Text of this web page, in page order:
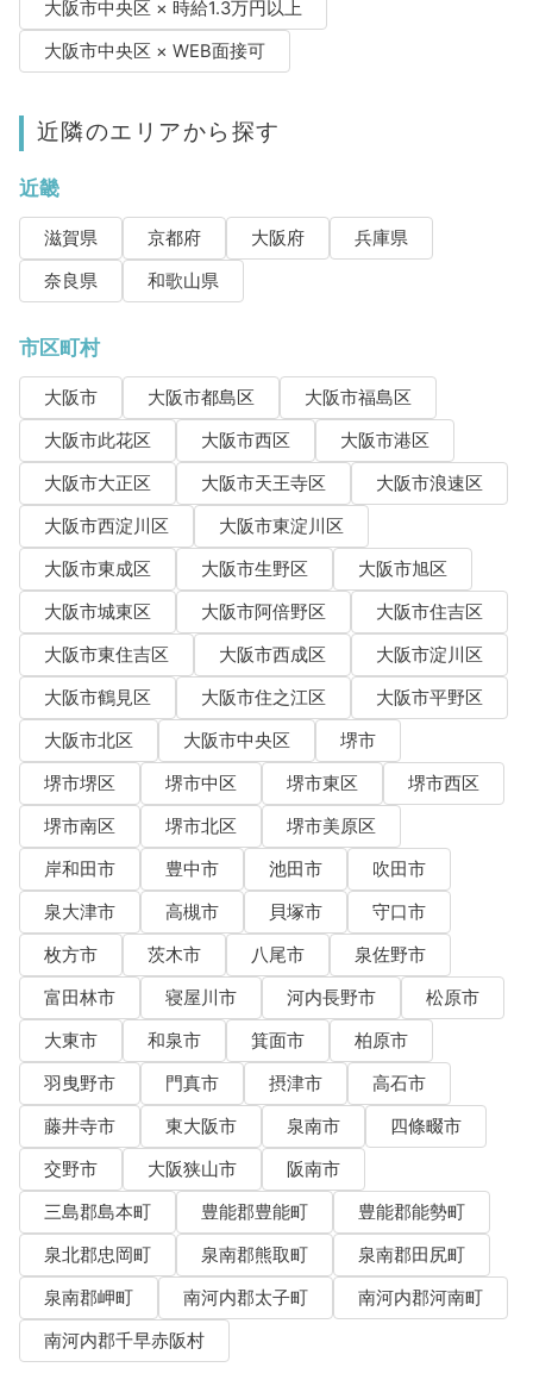
大阪市中央区 × 時給1.3万円以上
大阪市中央区 × WEB面接可
近隣のエリアから探す
近畿
滋賀県 京都府 大阪府
兵庫県
奈良県
和歌山県
市区町村
大阪市 大阪市都島区
大阪市福島区
大阪市此花区
大阪市西区
大阪市港区
大阪市大正区
大阪市天王寺区
大阪市浪速区
大阪市西淀川区
大阪市東淀川区
大阪市東成区
大阪市生野区
大阪市旭区
大阪市城東区
大阪市阿倍野区
大阪市住吉区
大阪市東住吉区
大阪市西成区
大阪市淀川区
大阪市鶴見区
大阪市住之江区
大阪市平野区
大阪市北区
大阪市中央区
堺市
堺市堺区
堺市中区 堺市東区
堺市西区
堺市南区
堺市北区
堺市美原区
岸和田市
豊中市 池田市
吹田市
泉大津市
高槻市 貝塚市
守口市
枚方市
茨木市 八尾市
泉佐野市
富田林市
寝屋川市 河内長野市
松原市
大東市
和泉市 箕面市
柏原市
羽曳野市
門真市 摂津市
高石市
藤井寺市
東大阪市 泉南市
四條畷市
交野市
大阪狭山市
阪南市
三島郡島本町
豊能郡豊能町
豊能郡能勢町
泉北郡忠岡町
泉南郡熊取町
泉南郡田尻町
泉南郡岬町
南河内郡太子町
南河内郡河南町
南河内郡千早赤阪村